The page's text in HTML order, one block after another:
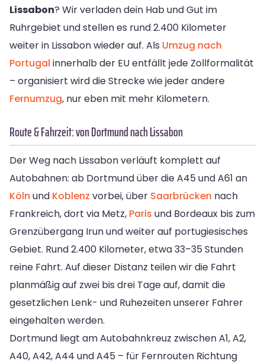
Lissabon? Wir verladen dein Hab und Gut im
Ruhrgebiet und stellen es rund 2.400 Kilometer
weiter in Lissabon wieder auf. Als Umzug nach
Portugal innerhalb der EU entfällt jede Zollformalität
– organisiert wird die Strecke wie jeder andere
Fernumzug, nur eben mit mehr Kilometern.
Route & Fahrzeit: von Dortmund nach Lissabon
Der Weg nach Lissabon verläuft komplett auf
Autobahnen: ab Dortmund über die A45 und A61 an
Köln und Koblenz vorbei, über Saarbrücken nach
Frankreich, dort via Metz, Paris und Bordeaux bis zum
Grenzübergang Irun und weiter auf portugiesisches
Gebiet. Rund 2.400 Kilometer, etwa 33–35 Stunden
reine Fahrt. Auf dieser Distanz teilen wir die Fahrt
planmäßig auf zwei bis drei Tage auf, damit die
gesetzlichen Lenk- und Ruhezeiten unserer Fahrer
eingehalten werden.
Dortmund liegt am Autobahnkreuz zwischen A1, A2,
A40, A42, A44 und A45 – für Fernrouten Richtung